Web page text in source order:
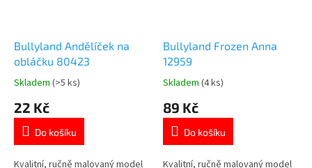
Bullyland Andělíček na
obláčku 80423
Průměrné
produktu
5,0
5
Skladem (>5 ks)
22 Kč
Do košíku
Kvalitní, ručně malovaný model
Bullyland Frozen Anna
12959
Průměrné
produktu
5,0
5
Skladem (4 ks)
89 Kč
Do košíku
Kvalitní, ručně malovaný model